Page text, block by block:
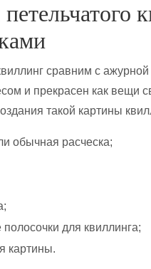
сравним с ажурной
и прекрасен как вещи
такой картины
обычная расческа;
для квиллинга;
картины.